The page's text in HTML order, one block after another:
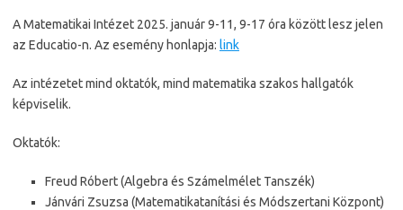
A Matematikai Intézet 2025. január 9-11, 9-17 óra között lesz jelen
az Educatio-n. Az esemény honlapja: link
Az intézetet mind oktatók, mind matematika szakos hallgatók
képviselik.
Oktatók:
Freud Róbert (Algebra és Számelmélet Tanszék)
Jánvári Zsuzsa (Matematikatanítási és Módszertani Központ)